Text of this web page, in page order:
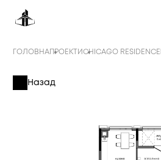
ГОЛОВНА ПРОЕКТИCHICAGO RESIDENCE
Назад